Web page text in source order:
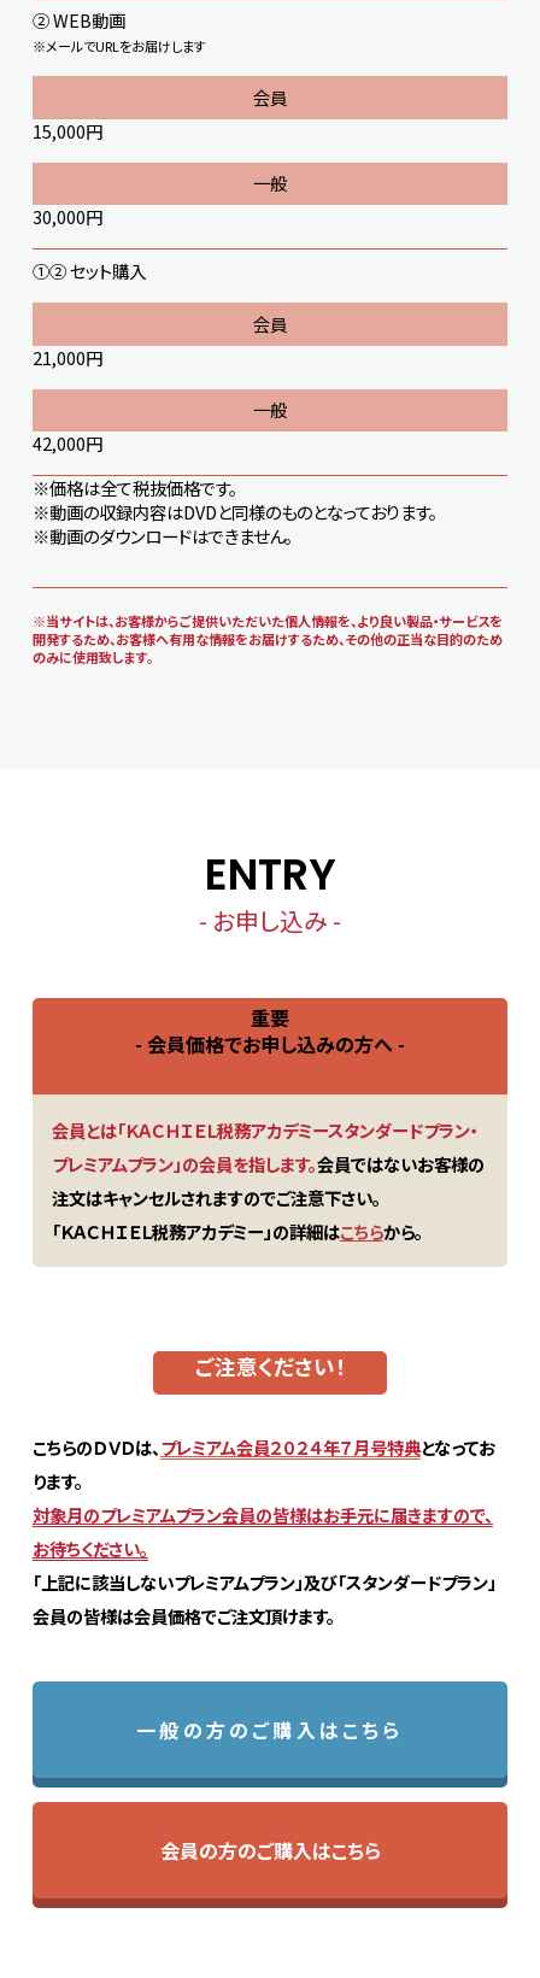
② WEB動画
※メールでURLをお届けします
15,000円
30,000円
①② セット購入
21,000円
42,000円
※価格は全て税抜価格です。
※動画の収録内容はDVDと同様のものとなっております。
※動画のダウンロードはできません。
※当サイトは、お客様からご提供いただいた個人情報を、より良い製品・サービスを
開発するため、お客様へ有用な情報をお届けするため、その他の正当な目的のため
のみに使用致します。
ENTRY
- お申し込み -
重要
- 会員価格でお申し込みの方へ -
会員とは「ＫＡＣＨＩＥＬ税務アカデミースタンダードプラン・
プレミアムプラン」の会員を指します。会員ではないお客様の
注文はキャンセルされますのでご注意下さい。
「ＫＡＣＨＩＥＬ税務アカデミー」の詳細はこちらから。
ご注意ください！
こちらのＤＶＤは、プレミアム会員２０２４年７月号特典となってお
ります。
対象月のプレミアムプラン会員の皆様はお手元に届きますので、
お待ちください。
「上記に該当しないプレミアムプラン」及び「スタンダードプラン」
会員の皆様は会員価格でご注文頂けます。
一般の方のご購入はこちら
会員の方のご購入はこちら